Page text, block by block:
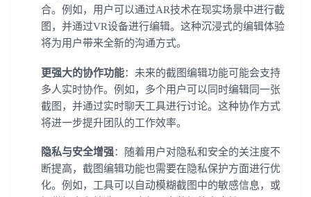
合。例如，用户可以通过AR技术在现实场景中进行截
图，并通过VR设备进行编辑。这种沉浸式的编辑体验
将为用户带来全新的沟通方式。
更强大的协作功能：未来的截图编辑功能可能会支持
多人实时协作。例如，多个用户可以同时编辑同一张
截图，并通过实时聊天工具进行讨论。这种协作方式
将进一步提升团队的工作效率。
隐私与安全增强：随着用户对隐私和安全的关注度不
断提高，截图编辑功能也需要在隐私保护方面进行优
化。例如，工具可以自动模糊截图中的敏感信息，或